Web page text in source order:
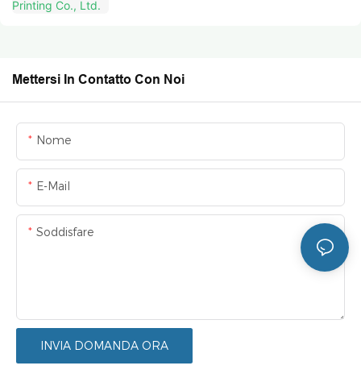
Mettersi In Contatto Con Noi
Nome
E-Mail
Soddisfare
INVIA DOMANDA ORA